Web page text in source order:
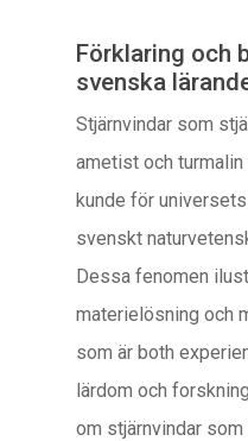
Förklaring och
svenska
Stjärnvindar som
ametist och
kunde för
svenskt
Dessa fenomen
materielösning och
som är both
lärdom och
om stjärnvindar